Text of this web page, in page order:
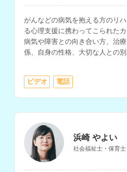
がんなどの病気を抱える方のリ
る心理支援に携わってこられた
病気や障害との向き合い方、治
係、自身の性格、大切な人との別
家族関係、介護についての相談
ビデオ 電話
浜崎 やよい
社会福祉士・保育士